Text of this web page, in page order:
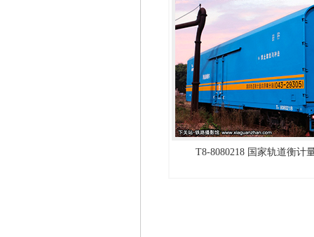
T8-8080218 国家轨道衡计